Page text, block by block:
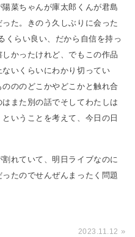
菜ちゃんが庫太郎くんが君島
た。きのう久しぶりに会った
くらい良い、だから自信を持っ
かったけれど、でもこの作品
いくらいにわかり切ってい
ののどこかやどこかと触れ合
また別の話でそしてわたしは
いうことを考えて、今日の日
れていて、明日ライブなのに
たのでせんぜんまったく問題
2023.11.12 »